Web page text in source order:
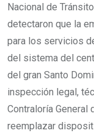
Nacional de
detectaron que la
para los servicios
del sistema del
del gran Santo
inspección legal,
Contraloría General
reemplazar